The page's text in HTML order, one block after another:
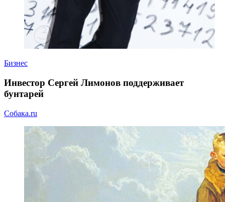
Бизнес
Инвестор Сергей Лимонов поддерживает
бунтарей
Собака.ru